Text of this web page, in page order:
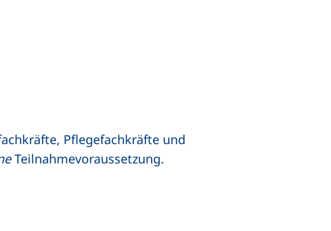
Pflegefachkräfte und
Teilnahmevoraussetzung.